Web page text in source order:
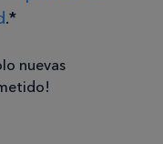
.*
nuevas